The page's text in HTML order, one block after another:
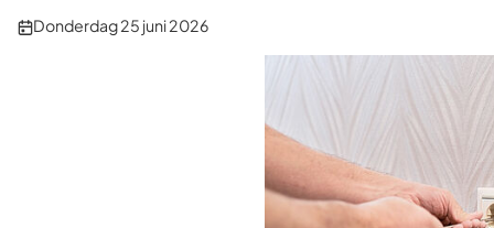
Publicatiedatum:
Donderdag 25 juni 2026